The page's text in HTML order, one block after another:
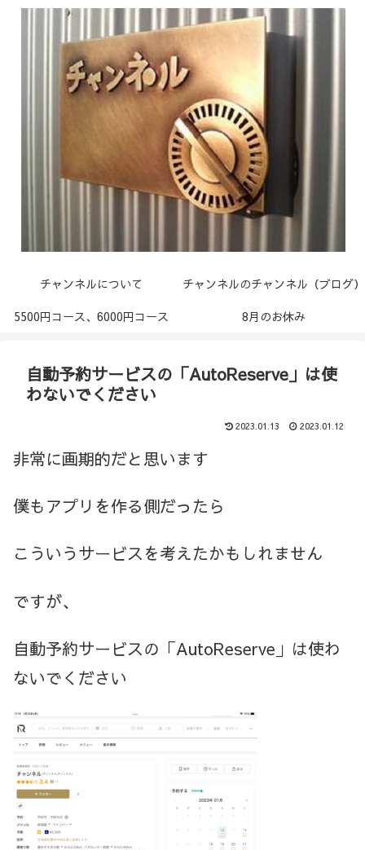
チャンネルについて
チャンネルのチャンネル（ブログ）
5500円コース、6000円コース
8月のお休み
自動予約サービスの「AutoReserve」は使
わないでください
2023.01.13 2023.01.12
非常に画期的だと思います
僕もアプリを作る側だったら
こういうサービスを考えたかもしれません
ですが、
自動予約サービスの「AutoReserve」は使わ
ないでください